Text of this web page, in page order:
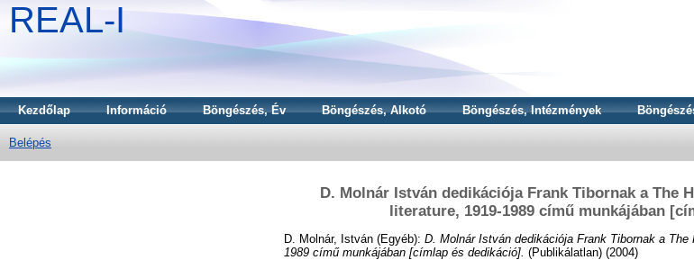
REAL-I
Kezdőlap Információ Böngészés, Év Böngészés, Alkotó Böngészés, Intézmények
Belépés
D. Molnár István dedikációja Frank Tibornak a The
literature, 1919-1989 című munkájában
D. Molnár, István (Egyéb): D. Molnár István dedikációja Frank Tibornak a
1989 című munkájában [címlap és dedikáció]. (Publikálatlan) (2004)